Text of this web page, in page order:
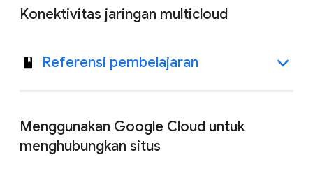
Konektivitas jaringan multicloud
Referensi pembelajaran
Menggunakan Google Cloud untuk
menghubungkan situs